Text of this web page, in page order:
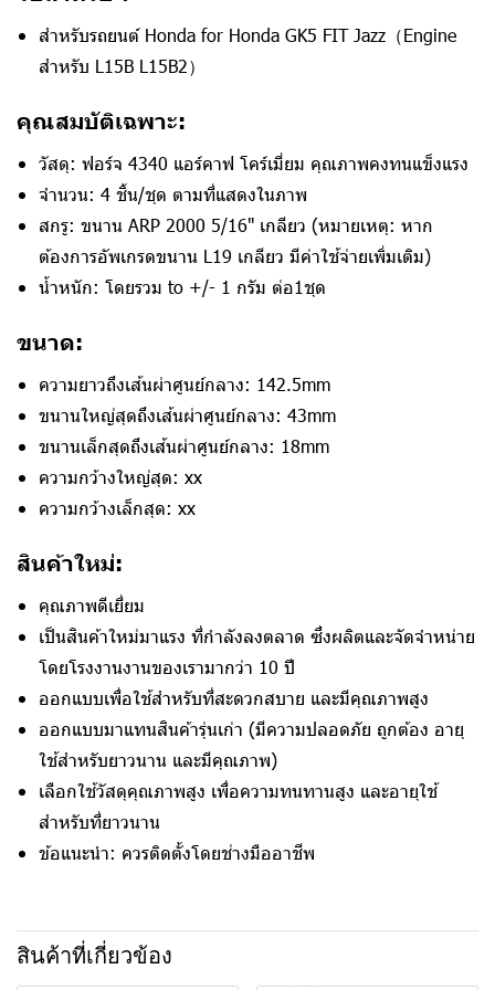
สำหรับรถยนต์ Honda for Honda GK5 FIT Jazz（Engine
สำหรับ L15B L15B2）
คุณสมบัติเฉพาะ:
วัสดุ: ฟอร์จ 4340 แอร์คาฟ โคร์เมี่ยม คุณภาพคงทนแข็งแรง
จำนวน: 4 ชิ้น/ชุด ตามที่แสดงในภาพ
สกรู: ขนาน ARP 2000 5/16" เกลียว (หมายเหตุ: หาก
ต้องการอัพเกรดขนาน L19 เกลียว มีค่าใช้จ่ายเพิ่มเติม)
น้ำหนัก: โดยรวม to +/- 1 กรัม ต่อ1ชุด
ขนาด:
ความยาวถึงเส้นผ่าศูนย์กลาง: 142.5mm
ขนานใหญ่สุดถึงเส้นผ่าศูนย์กลาง: 43mm
ขนานเล็กสุดถึงเส้นผ่าศูนย์กลาง: 18mm
ความกว้างใหญ่สุด: xx
ความกว้างเล็กสุด: xx
สินค้าใหม่:
คุณภาพดีเยี่ยม
เป็นสินค้าใหม่มาแรง ที่กำลังลงตลาด ซึ่งผลิตและจัดจำหน่าย
โดยโรงงานงานของเรามากว่า 10 ปี
ออกแบบเพื่อใช้สำหรับที่สะดวกสบาย และมีคุณภาพสูง
ออกแบบมาแทนสินค้ารุ่นเก่า (มีความปลอดภัย ถูกต้อง อายุ
ใช้สำหรับยาวนาน และมีคุณภาพ)
เลือกใช้วัสดุคุณภาพสูง เพื่อความทนทานสูง และอายุใช้
สำหรับที่ยาวนาน
ข้อแนะนำ: ควรติดตั้งโดยช่างมืออาชีพ
สินค้าที่เกี่ยวข้อง